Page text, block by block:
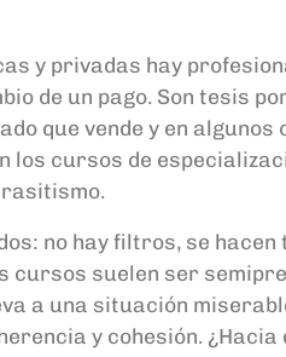
y privadas hay
de un pago. Son tesis
que vende y en
los cursos de
no hay filtros, se
cursos suelen ser
a una situación
y cohesión.